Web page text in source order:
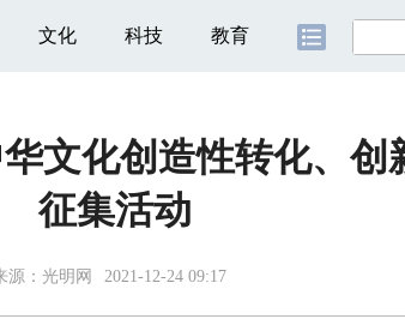
文化 科技 教育
文化创造性转化、创
征集活动
源： 光明网 2021-12-24 09:17